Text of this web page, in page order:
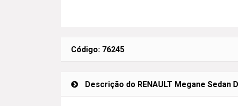
Código: 76245
Descrição do RENAULT Megane Sedan